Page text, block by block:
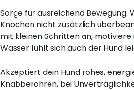
Sorge für ausreichend Bewegung.
Knochen nicht zusätzlich
mit kleinen Schritten an,
Wasser fühlt sich auch der Hund
Akzeptiert dein Hund rohes,
Knabberohren, bei